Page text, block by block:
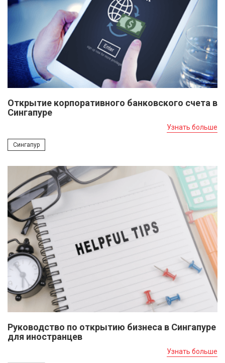
Открытие корпоративного банковского счета в
Сингапуре
Узнать больше
Сингапур
Руководство по открытию бизнеса в Сингапуре
для иностранцев
Узнать больше